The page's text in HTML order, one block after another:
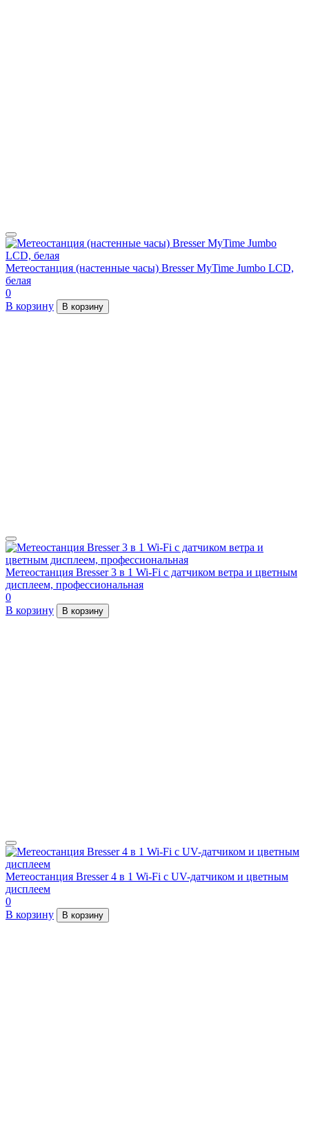
Метеостанция (настенные часы) Bresser MyTime Jumbo LCD,
белая
0
В корзину
В корзину
Метеостанция Bresser 3 в 1 Wi-Fi с датчиком ветра и цветным
дисплеем, профессиональная
0
В корзину
В корзину
Метеостанция Bresser 4 в 1 Wi-Fi с UV-датчиком и цветным
дисплеем
0
В корзину
В корзину